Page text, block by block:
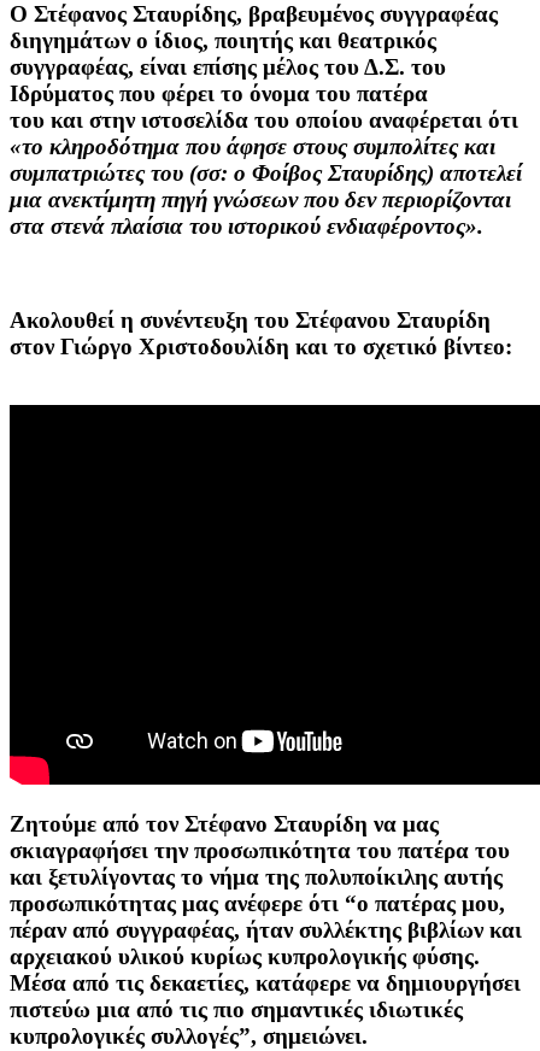
Ο Στέφανος Σταυρίδης, βραβευμένος συγγραφέας
διηγημάτων ο ίδιος, ποιητής και θεατρικός
συγγραφέας, είναι επίσης μέλος του Δ.Σ. του
Ιδρύματος που φέρει το όνομα του πατέρα
του και στην ιστοσελίδα του οποίου αναφέρεται ότι
«το κληροδότημα που άφησε στους συμπολίτες και
συμπατριώτες του (σσ: ο Φοίβος Σταυρίδης) αποτελεί
μια ανεκτίμητη πηγή γνώσεων που δεν περιορίζονται
στα στενά πλαίσια του ιστορικού ενδιαφέροντος».
Ακολουθεί η συνέντευξη του Στέφανου Σταυρίδη
στον Γιώργο Χριστοδουλίδη και το σχετικό βίντεο:
Ζητούμε από τον Στέφανο Σταυρίδη να μας
σκιαγραφήσει την προσωπικότητα του πατέρα του
και ξετυλίγοντας το νήμα της πολυποίκιλης αυτής
προσωπικότητας μας ανέφερε ότι “ο πατέρας μου,
πέραν από συγγραφέας, ήταν συλλέκτης βιβλίων και
αρχειακού υλικού κυρίως κυπρολογικής φύσης.
Μέσα από τις δεκαετίες, κατάφερε να δημιουργήσει
πιστεύω μια από τις πιο σημαντικές ιδιωτικές
κυπρολογικές συλλογές”, σημειώνει.